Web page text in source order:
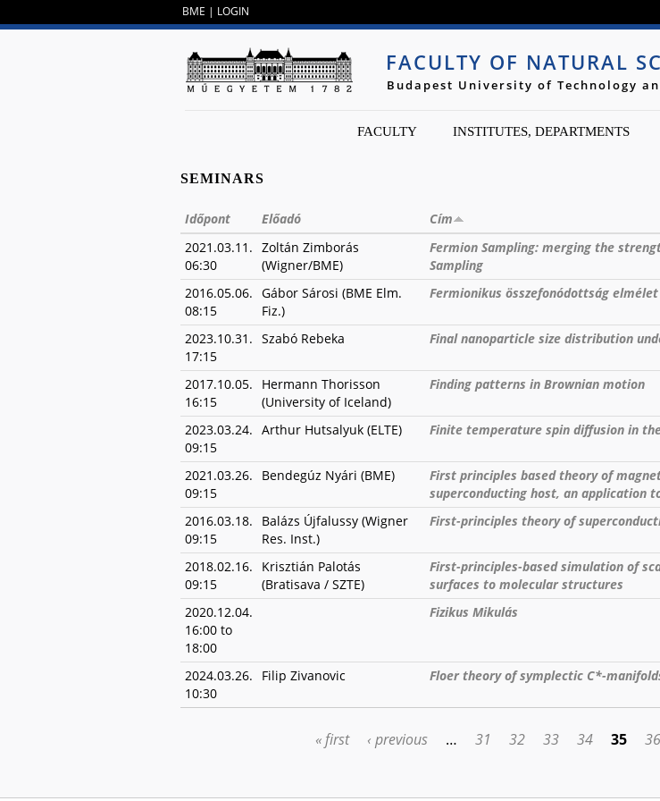
BME | LOGIN
FACULTY OF NATURAL
Budapest University of Technology
FACULTY INSTITUTES, DEPARTMENTS
SEMINARS
Időpont Előadó Cím
2021.03.11.
06:30
Zoltán Zimborás
(Wigner/BME)
Fermion Sampling: merging the
Sampling
2016.05.06.
08:15
Gábor Sárosi (BME Elm.
Fiz.)
Fermionikus összefonódottság
2023.10.31.
17:15
Szabó Rebeka Final nanoparticle size distribution
2017.10.05.
16:15
Hermann Thorisson
(University of Iceland)
Finding patterns in Brownian motion
2023.03.24.
09:15
Arthur Hutsalyuk (ELTE) Finite temperature spin diffusion in
2021.03.26.
09:15
Bendegúz Nyári (BME)
First principles based theory of
superconducting host, an application
2016.03.18.
09:15
Balázs Újfalussy (Wigner
Res. Inst.)
First-principles theory of
2018.02.16.
09:15
Krisztián Palotás
(Bratisava / SZTE)
First-principles-based simulation of
surfaces to molecular structures
2020.12.04.
16:00 to
18:00
Fizikus Mikulás
2024.03.26.
10:30
Filip Zivanovic Floer theory of symplectic C*-
« first ‹ previous … 31 32 33 34 35 36